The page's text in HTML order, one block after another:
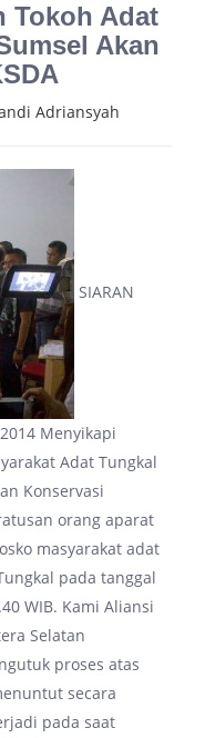
Tokoh Adat
Akan
Adriansyah
SIARAN
Menyikapi
Adat Tungkal
Konservasi
orang aparat
masyarakat adat
pada tanggal
WIB. Kami Aliansi
Selatan
proses atas
secara
pada saat